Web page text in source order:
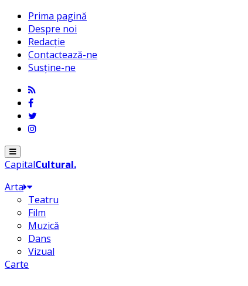
Prima pagină
Despre noi
Redacție
Contactează-ne
Susține-ne
Menu
CapitalCultural.
Arta
Teatru
Film
Muzică
Dans
Vizual
Carte